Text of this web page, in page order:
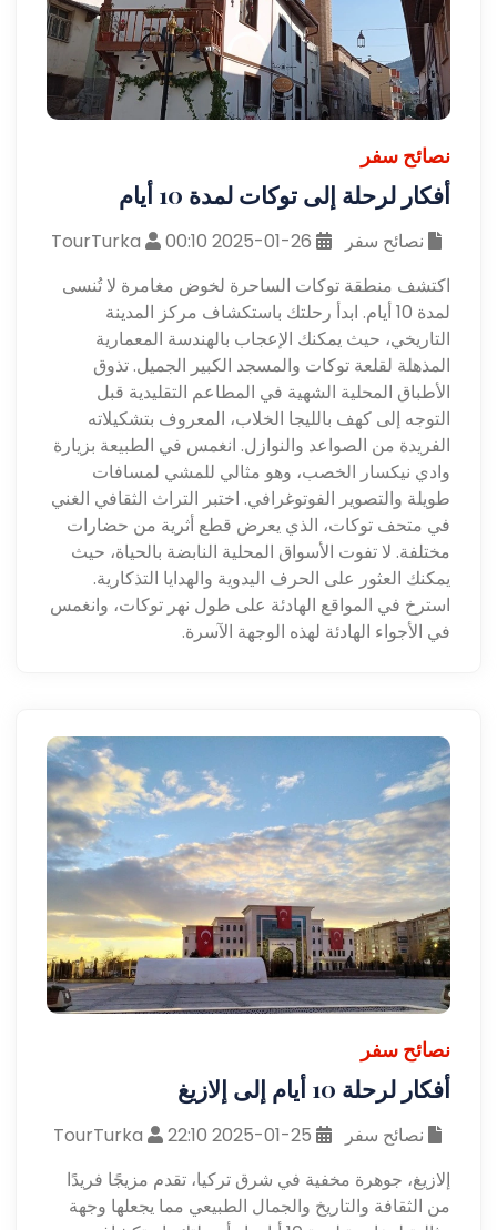
نصائح سفر
أفكار لرحلة إلى توكات لمدة 10 أيام
نصائح سفر
اكتشف منطقة توكات الساحرة لخوض مغامرة لا تُنسى
لمدة 10 أيام. ابدأ رحلتك باستكشاف مركز المدينة
التاريخي، حيث يمكنك الإعجاب بالهندسة المعمارية
المذهلة لقلعة توكات والمسجد الكبير الجميل. تذوق
الأطباق المحلية الشهية في المطاعم التقليدية قبل
التوجه إلى كهف بالليجا الخلاب، المعروف بتشكيلاته
الفريدة من الصواعد والنوازل. انغمس في الطبيعة بزيارة
وادي نيكسار الخصب، وهو مثالي للمشي لمسافات
طويلة والتصوير الفوتوغرافي. اختبر التراث الثقافي الغني
في متحف توكات، الذي يعرض قطع أثرية من حضارات
مختلفة. لا تفوت الأسواق المحلية النابضة بالحياة، حيث
يمكنك العثور على الحرف اليدوية والهدايا التذكارية.
استرخ في المواقع الهادئة على طول نهر توكات، وانغمس
في الأجواء الهادئة لهذه الوجهة الآسرة.
نصائح سفر
أفكار لرحلة 10 أيام إلى إلازيغ
نصائح سفر
إلازيغ، جوهرة مخفية في شرق تركيا، تقدم مزيجًا فريدًا
من الثقافة والتاريخ والجمال الطبيعي مما يجعلها وجهة